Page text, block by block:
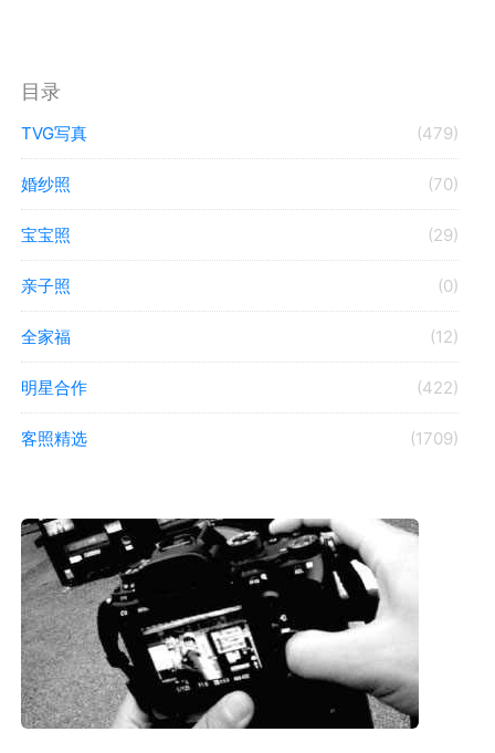
目录
TVG写真 (479)
婚纱照 (70)
宝宝照 (29)
亲子照 (0)
全家福 (12)
明星合作 (422)
客照精选 (1709)